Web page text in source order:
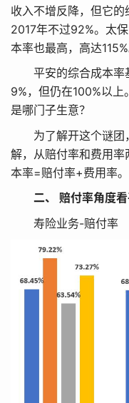
收入不增反降，但它的
2017年不过92%。太
本率也最高，高达115%
平安的综合成本率
9%，但仍在100%以
是哪门子生意？
为了解开这个谜团
解，从赔付率和费用
本率=赔付率+费用率。
二、 赔付率角度看
寿险业务-赔付率